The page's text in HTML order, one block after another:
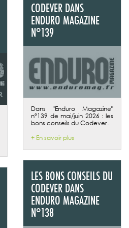
CODEVER DANS
ENDURO MAGAZINE
N°139
Dans "Enduro Magazine"
n°139 de mai/juin 2026 : les
bons conseils du Codever.
+ En savoir plus
LES BONS CONSEILS DU
CODEVER DANS
ENDURO MAGAZINE
N°138